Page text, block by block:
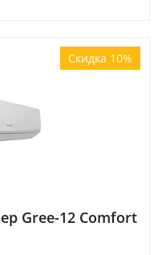
Скидка 10%
Gree-12 Comfort